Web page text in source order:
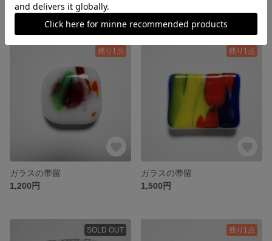
1,500円
残り1点
ガラスの帯留
1,200円
残り1点
ガラスの帯留
1,500円
SOLD OUT 残り1点